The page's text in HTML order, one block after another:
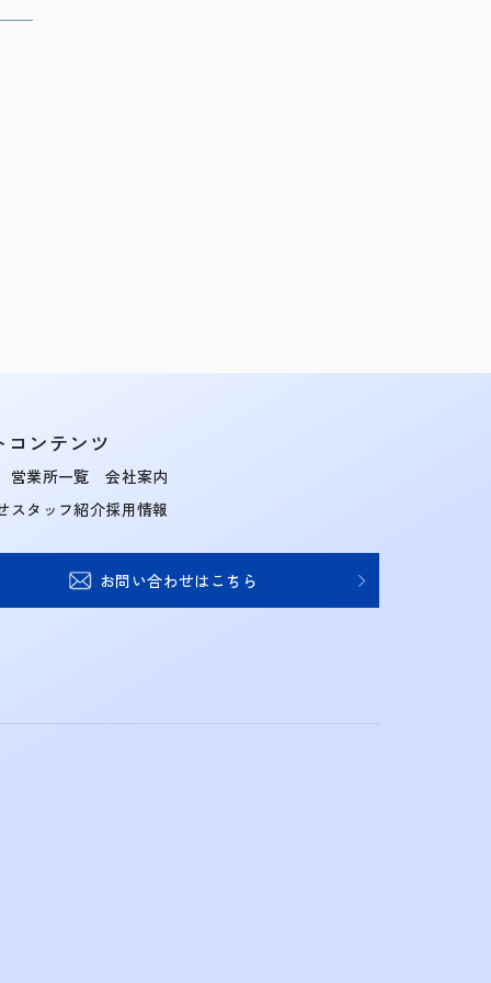
コンテンツ
営業所一覧
スタッフ紹介
会社案内
採用情報
お問い合わせはこちら